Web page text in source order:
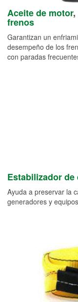
Aceite de motor,
frenos
Garantizan un
desempeño de los
con paradas
Estabilizador
Ayuda a preservar la
generadores y